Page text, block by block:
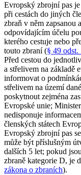
Evropský zbrojní pas
při cestách do jiných
zbraň v něm zapsanou
odpovídajícím účelu
kterého cestuje nebo
touto zbraní (§ 49 odst.
Před cestou do
a střelivem na základě
informovat o
střelivem na území
poskytnout zejména
Evropské unie;
nedisponuje
členských státech
Evropský zbrojní pas
může být příslušným
dalších 5 let; pokud
zbraně kategorie D, je
zákona o zbraních).